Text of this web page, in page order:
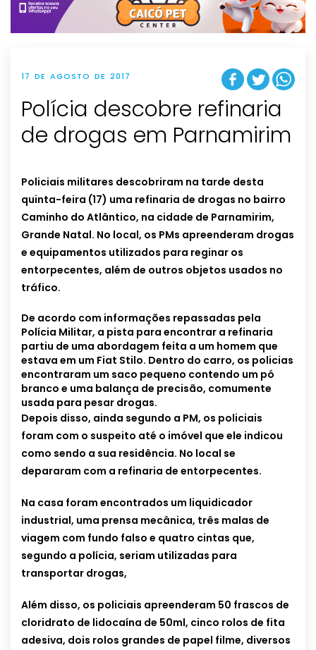
o
n
17 DE AGOSTO DE 2017
Polícia descobre refinaria
de drogas em Parnamirim
Policiais militares descobriram na tarde desta
quinta-feira (17) uma refinaria de drogas no bairro
Caminho do Atlântico, na cidade de Parnamirim,
Grande Natal. No local, os PMs apreenderam drogas
e equipamentos utilizados para reginar os
entorpecentes, além de outros objetos usados no
tráfico.
De acordo com informações repassadas pela
Polícia Militar, a pista para encontrar a refinaria
partiu de uma abordagem feita a um homem que
estava em um Fiat Stilo. Dentro do carro, os policias
encontraram um saco pequeno contendo um pó
branco e uma balança de precisão, comumente
usada para pesar drogas.
Depois disso, ainda segundo a PM, os policiais
foram com o suspeito até o imóvel que ele indicou
como sendo a sua residência. No local se
depararam com a refinaria de entorpecentes.
Na casa foram encontrados um liquidicador
industrial, uma prensa mecânica, três malas de
viagem com fundo falso e quatro cintas que,
segundo a polícia, seriam utilizadas para
transportar drogas,
Além disso, os policiais apreenderam 50 frascos de
cloridrato de lidocaína de 50ml, cinco rolos de fita
adesiva, dois rolos grandes de papel filme, diversos